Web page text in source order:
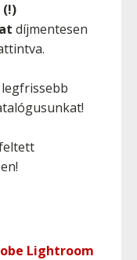
díjmentesen
Lightroom